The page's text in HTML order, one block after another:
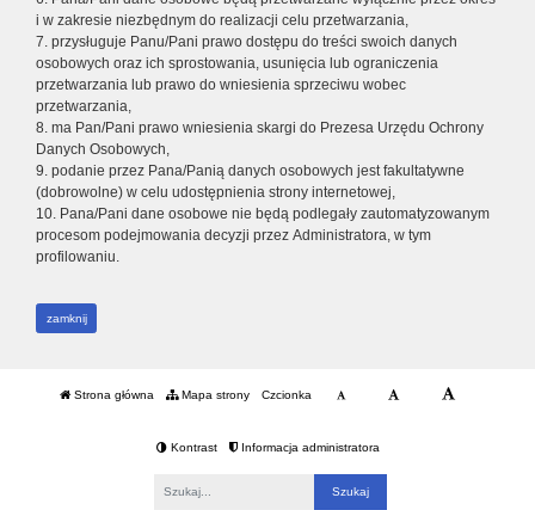
i w zakresie niezbędnym do realizacji celu przetwarzania,
7. przysługuje Panu/Pani prawo dostępu do treści swoich danych
osobowych oraz ich sprostowania, usunięcia lub ograniczenia
przetwarzania lub prawo do wniesienia sprzeciwu wobec
przetwarzania,
8. ma Pan/Pani prawo wniesienia skargi do Prezesa Urzędu Ochrony
Danych Osobowych,
9. podanie przez Pana/Panią danych osobowych jest fakultatywne
(dobrowolne) w celu udostępnienia strony internetowej,
10. Pana/Pani dane osobowe nie będą podlegały zautomatyzowanym
procesom podejmowania decyzji przez Administratora, w tym
profilowaniu.
zamknij
Strona główna Mapa strony Czcionka
Kontrast Informacja administratora